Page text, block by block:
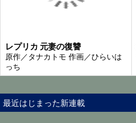
レプリカ 元妻の復讐
原作／タナカトモ 作画／ひらいは
っち
最近はじまった新連載